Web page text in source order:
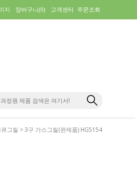
지 장바구니(0) 고객센터 주문조회
그릴 > 3구 가스그릴(완제품) HG5154